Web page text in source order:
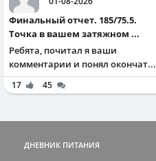
Финальный отчет. 185/75.5.
Точка в вашем затяжном ...
Ребята, почитал я ваши
комментарии и понял окончат...
17 45
ДНЕВНИК ПИТАНИЯ